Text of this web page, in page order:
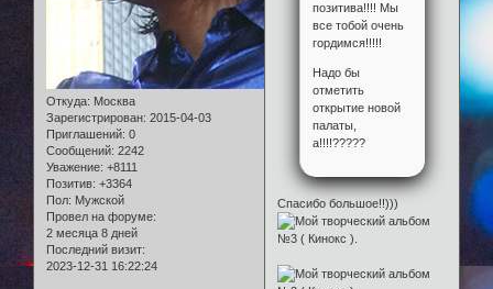
Откуда: Москва
Зарегистрирован: 2015-04-03
Приглашений: 0
Сообщений: 2242
Уважение: +8111
Позитив: +3364
Пол: Мужской
Провел на форуме:
2 месяца 8 дней
Последний визит:
2023-12-31 16:22:24
позитива!!!! Мы
все тобой очень
гордимся!!!!!
Надо бы
отметить
открытие новой
палаты,
а!!!!?????
Спасибо большое!!)))